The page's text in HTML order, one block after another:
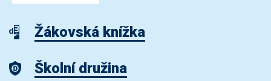
Žákovská knížka
Školní družina